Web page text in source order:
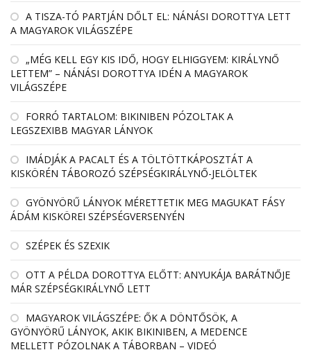
A TISZA-TÓ PARTJÁN DŐLT EL: NÁNÁSI DOROTTYA LETT
A MAGYAROK VILÁGSZÉPE
„MÉG KELL EGY KIS IDŐ, HOGY ELHIGGYEM: KIRÁLYNŐ
LETTEM” – NÁNÁSI DOROTTYA IDÉN A MAGYAROK
VILÁGSZÉPE
FORRÓ TARTALOM: BIKINIBEN PÓZOLTAK A
LEGSZEXIBB MAGYAR LÁNYOK
IMÁDJÁK A PACALT ÉS A TÖLTÖTTKÁPOSZTÁT A
KISKÖRÉN TÁBOROZÓ SZÉPSÉGKIRÁLYNŐ-JELÖLTEK
GYÖNYÖRŰ LÁNYOK MÉRETTETIK MEG MAGUKAT FÁSY
ÁDÁM KISKÖREI SZÉPSÉGVERSENYÉN
SZÉPEK ÉS SZEXIK
OTT A PÉLDA DOROTTYA ELŐTT: ANYUKÁJA BARÁTNŐJE
MÁR SZÉPSÉGKIRÁLYNŐ LETT
MAGYAROK VILÁGSZÉPE: ŐK A DÖNTŐSÖK, A
GYÖNYÖRŰ LÁNYOK, AKIK BIKINIBEN, A MEDENCE
MELLETT PÓZOLNAK A TÁBORBAN – VIDEÓ